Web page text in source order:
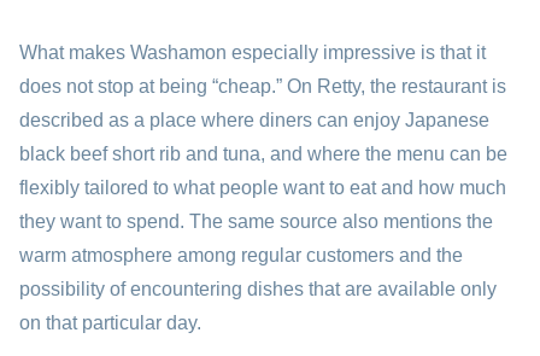
What makes Washamon especially impressive is that it
does not stop at being “cheap.” On Retty, the restaurant is
described as a place where diners can enjoy Japanese
black beef short rib and tuna, and where the menu can be
flexibly tailored to what people want to eat and how much
they want to spend. The same source also mentions the
warm atmosphere among regular customers and the
possibility of encountering dishes that are available only
on that particular day.